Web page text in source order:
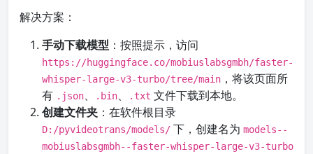
解决方案：
手动下载模型 ：按照提示，访问
https://huggingface.co/mobiuslabsgmbh/faster-
whisper-large-v3-turbo/tree/main ，将该页面所
有 .json、 .bin、 .txt 文件下载到本地。
创建文件夹 ：在软件根目录
D:/pyvideotrans/models/ 下，创建名为 models--
mobiuslabsgmbh--faster-whisper-large-v3-turbo